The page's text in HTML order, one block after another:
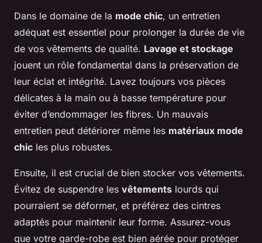
Dans le domaine de la mode chic, un entretien
adéquat est essentiel pour prolonger la durée de vie
de vos vêtements de qualité. Lavage et stockage
jouent un rôle fondamental dans la préservation de
leur éclat et intégrité. Lavez toujours vos pièces
délicates à la main ou à basse température pour
éviter d’endommager les fibres. Un mauvais
entretien peut détériorer même les matériaux mode
chic les plus robustes.
Ensuite, il est crucial de bien stocker vos vêtements.
Évitez de suspendre les vêtements lourds qui
pourraient se déformer, et préférez des cintres
adaptés pour maintenir leur forme. Assurez-vous
que votre garde-robe est bien aérée pour protéger